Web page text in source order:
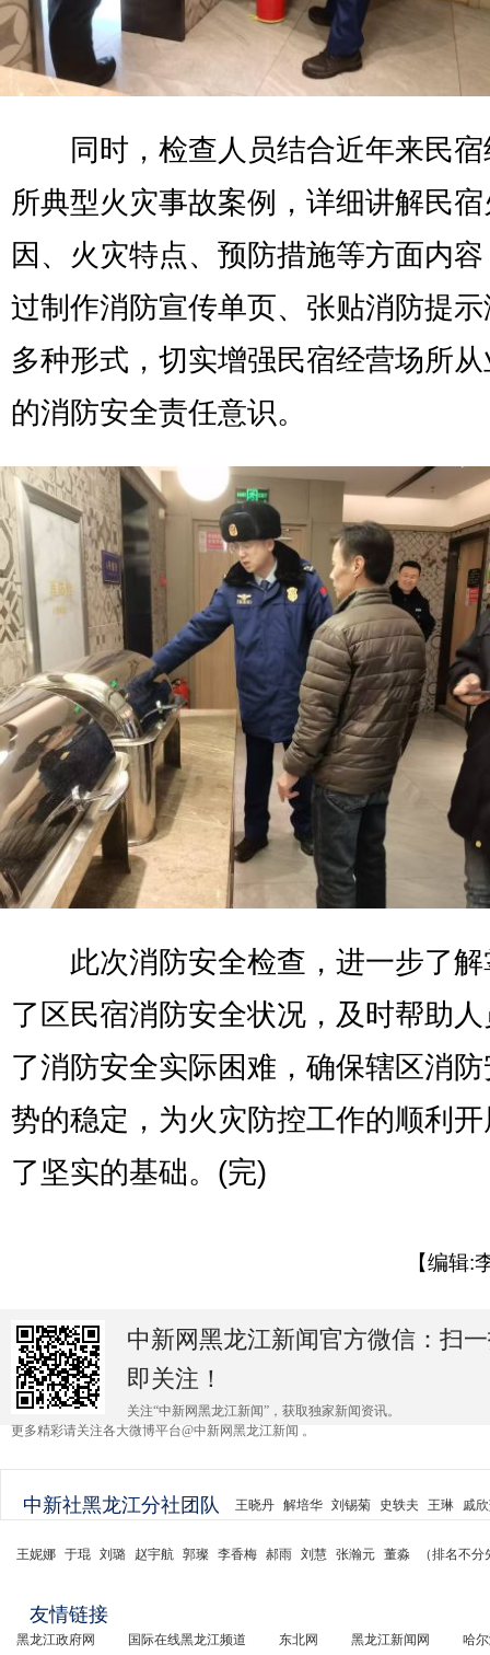
同时，检查人员结合近年来民宿
所典型火灾事故案例，详细讲解民
因、火灾特点、预防措施等方面内
过制作消防宣传单页、张贴消防提
多种形式，切实增强民宿经营场所
的消防安全责任意识。
此次消防安全检查，进一步了解
了区民宿消防安全状况，及时帮助
了消防安全实际困难，确保辖区消
势的稳定，为火灾防控工作的顺利
了坚实的基础。(完)
【编辑:
中新网黑龙江新闻官方微信：扫
即关注！
关注“中新网黑龙江新闻”，获取独家新闻资讯。
更多精彩请关注各大微博平台@中新网黑龙江新闻 。
中新社黑龙江分社团队 王晓丹 解培华 刘锡菊 史轶夫 王琳 戚
王妮娜 于琨 刘璐 赵宇航 郭璨 李香梅 郝雨 刘慧 张瀚元 董淼 （排名不
友情链接
黑龙江政府网 国际在线黑龙江频道 东北网 黑龙江新闻网
哈